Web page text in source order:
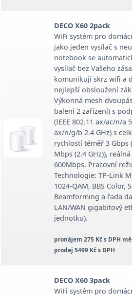
DECO X60 2pack
WiFi systém pro
jako jeden vysílač s
notebook se
vysílač bez Vašeho
komunikují skrz wifi a
nejlepší obsloužení
Výkonná mesh
balení 2 zařízení) s
(IEEE 802.11 ax/ac/n/a
ax/n/g/b 2.4 GHz) s
rychlostí téměř 3 Gbps
Mbps (2.4 GHz)),
600Mbps. Pracovní
Technologie: TP-Link
1024-QAM, BBS Color,
Beamforming a řada
LAN/WAN gigabitový
jednotku).
pronájem 275 Kč s DPH
prodej 5499 Kč s DPH
DECO X60 3pack
WiFi systém pro